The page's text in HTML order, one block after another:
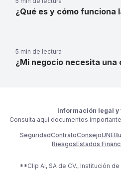
¿Qué es y cómo funciona
5 min de lectura
¿Mi negocio necesita
Información legal
Consulta aquí documentos
SeguridadContratoConsejoUNE
RiesgosEstados
**Clip AI, SA de CV., Institución